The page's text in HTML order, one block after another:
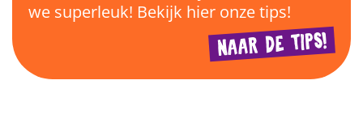
we superleuk! Bekijk hier onze tips!
NAAR DE TIPS!